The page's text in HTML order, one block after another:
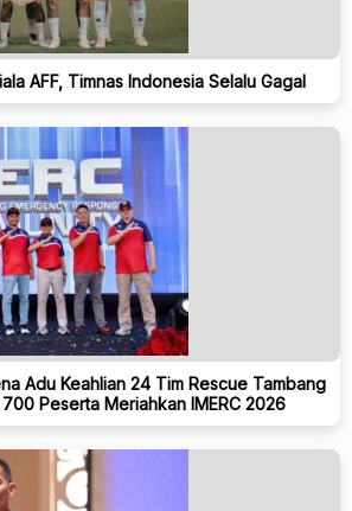
AFF, Timnas Indonesia Selalu Gagal
Adu Keahlian 24 Tim Rescue Tambang
Peserta Meriahkan IMERC 2026